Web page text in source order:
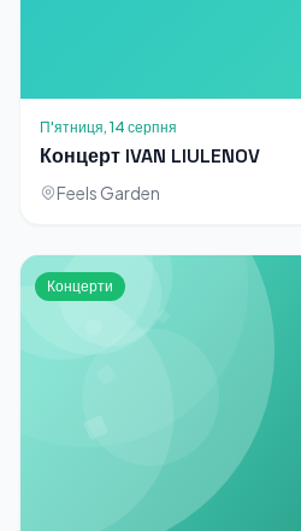
П'ятниця, 14 серпня
Концерт IVAN LIULENOV
Feels Garden
Концерти